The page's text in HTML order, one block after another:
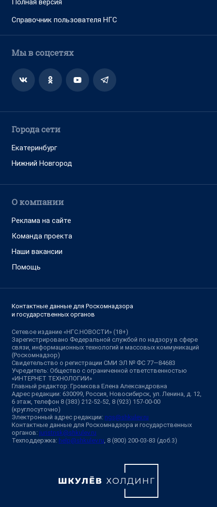
Полная версия
Справочник пользователя НГС
Мы в соцсетях
Города сети
Екатеринбург
Нижний Новгород
О компании
Реклама на сайте
Команда проекта
Наши вакансии
Помощь
Контактные данные для Роскомнадзора
и государственных органов
Сетевое издание «НГС.НОВОСТИ» (18+)
Зарегистрировано Федеральной службой по надзору в сфере
связи, информационных технологий и массовых коммуникаций
(Роскомнадзор)
Свидетельство о регистрации СМИ ЭЛ № ФС 77—84683
Учредитель: Общество с ограниченной ответственностью
«ИНТЕРНЕТ ТЕХНОЛОГИИ»
Главный редактор: Громкова Елена Александровна
Адрес редакции: 630099, Россия, Новосибирск, ул. Ленина, д. 12,
6 этаж, телефон 8 (383) 212-52-52, 8 (923) 157-00-00
(круглосуточно)
Электронный адрес редакции: ngs@shkulev.ru
Контактные данные для Роскомнадзора и государственных
органов: juristnsk@shkulev.ru
Техподдержка: help@shkulev.ru, 8 (800) 200-03-83 (доб.3)